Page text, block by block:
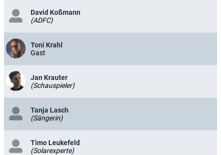
David Koßmann
(ADFC)
Toni Krahl
Gast
Jan Krauter
(Schauspieler)
Tanja Lasch
(Sängerin)
Timo Leukefeld
(Solarexperte)